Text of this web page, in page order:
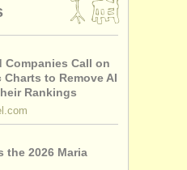
Companies Call on
to Remove AI
Rankings
the 2026 Maria